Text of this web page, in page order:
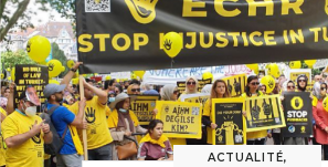
ACTUALITÉ,